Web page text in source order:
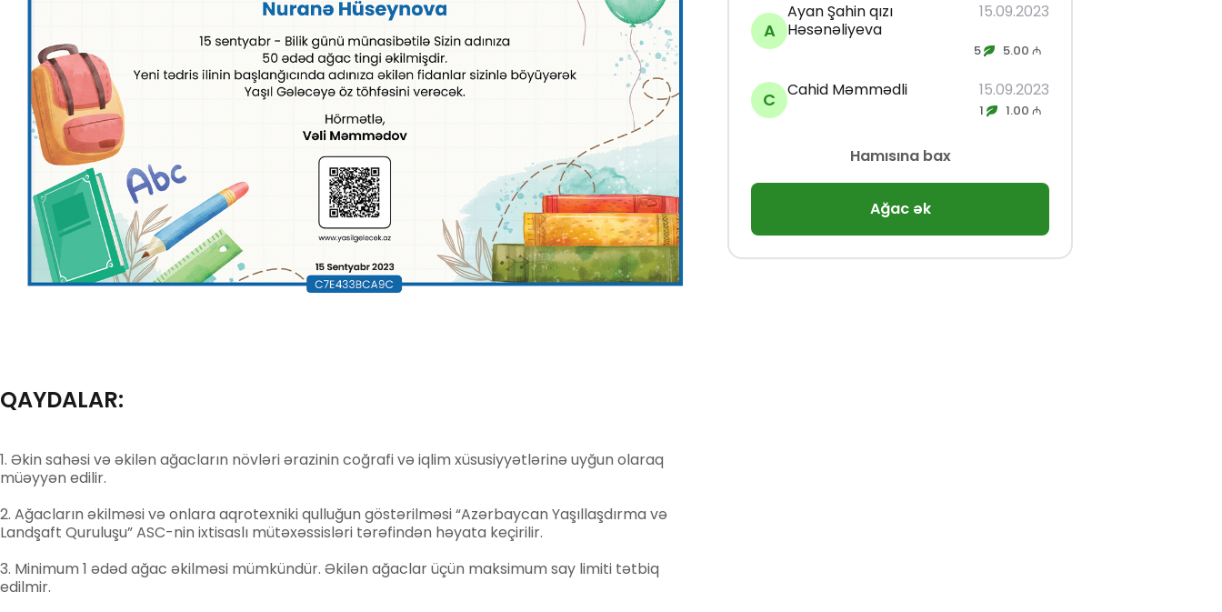
QAYDALAR:
Əkin sahəsi və əkilən ağacların növləri ərazinin coğrafi və iqlim xüsusiyyətlərinə uyğun olaraq
müəyyən edilir.
Ağacların əkilməsi və onlara aqrotexniki qulluğun göstərilməsi “Azərbaycan Yaşıllaşdırma və
Landşaft Quruluşu” ASC-nin ixtisaslı mütəxəssisləri tərəfindən həyata keçirilir.
Minimum 1 ədəd ağac əkilməsi mümkündür. Əkilən ağaclar üçün maksimum say limiti tətbiq
edilmir.
A
Ayan Şahin qızı
Həsənəliyeva
15.09.2023
5 5.00 ₼
C Cahid Məmmədli 15.09.2023
1 1.00 ₼
Hamısına bax
Ağac ək